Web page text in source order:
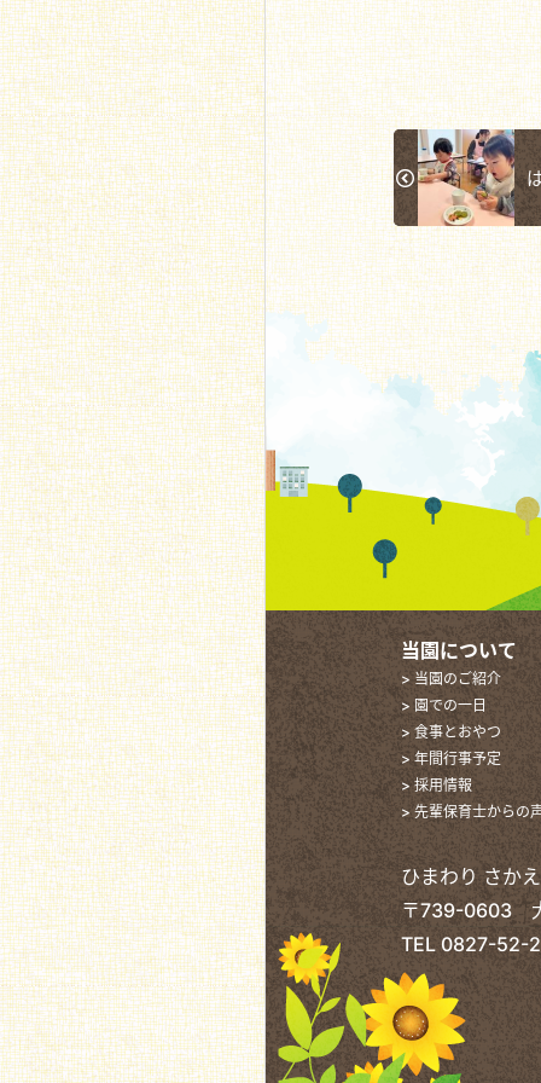
当園について
> 当園のご紹介
> 園での一日
> 食事とおやつ
> 年間行事予定
> 採用情報
> 先輩保育士からの
ひまわり さか
〒739-0603
TEL 0827-52-